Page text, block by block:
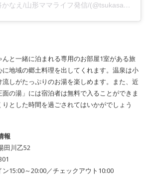
つかさや旅館女将かなえ/山形ママライフ発信/(@tsukasayaryokan_shonai)がシェアした投稿
と一緒に泊まれる専用のお部屋1室がある旅
地域の郷土料理を出してくれます。温泉は小
しがたっぷりのお湯を楽しめます。また、近
の湯」には宿泊者は無料で入ることができま
とした時間を過ごされてはいかがでしょう
報
田川乙52
15:00～20:00／チェックアウト10:00